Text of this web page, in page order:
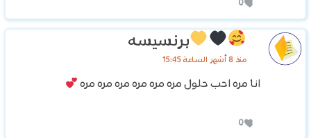
0
برنسيسه
منذ 8 أشهر الساعة 15:45
انا مره احب حلول مره مره مره مره مره مره
0